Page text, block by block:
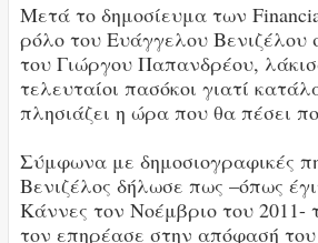
Μετά το δημοσίευμα των
ρόλο του Ευάγγελου Βενιζέλου
του Γιώργου Παπανδρέου,
τελευταίοι πασόκοι γιατί
πλησιάζει η ώρα που θα πέσει
Σύμφωνα με δημοσιογραφικές
Βενιζέλος δήλωσε πως –όπως
Κάννες τον Νοέμβριο του 2011-
τον επηρέασε στην απόφασή